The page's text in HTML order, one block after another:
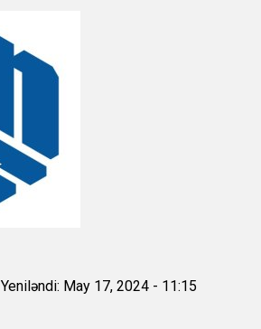
Yeniləndi: May 17, 2024 - 11:15